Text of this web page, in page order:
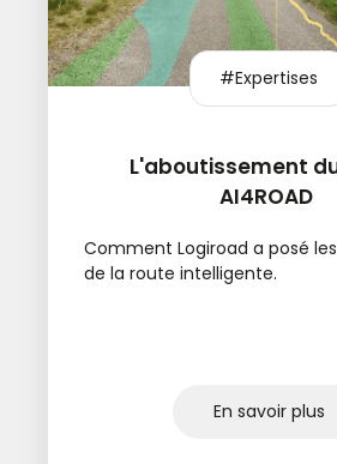
#Expertises
L'aboutissement
AI4ROAD
Comment Logiroad a posé
de la route intelligente.
En savoir plus